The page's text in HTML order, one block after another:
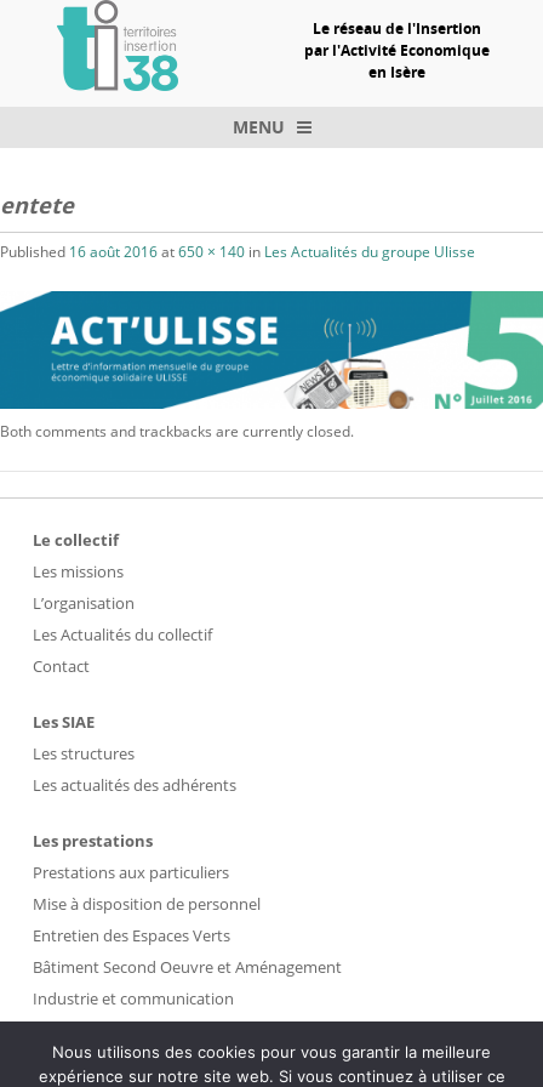
Le réseau de l'Insertion
par l'Activité Economique
en Isère
MENU
entete
Published 16 août 2016at650 × 140 in Les Actualités du groupe Ulisse
Both comments and trackbacks are currently closed.
Le collectif
Les missions
L’organisation
Les Actualités du collectif
Contact
Les SIAE
Les structures
Les actualités des adhérents
Les prestations
Prestations aux particuliers
Mise à disposition de personnel
Entretien des Espaces Verts
Bâtiment Second Oeuvre et Aménagement
Industrie et communication
Nous utilisons des cookies pour vous garantir la meilleure
expérience sur notre site web. Si vous continuez à utiliser ce